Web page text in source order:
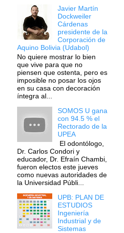
Javier Martín
Dockweiler
Cárdenas
presidente de la
Corporación de
Aquino Bolivia (Udabol)
No quiere mostrar lo bien
que vive para que no
piensen que ostenta, pero es
imposible no posar los ojos
en su casa con decoración
íntegra al...
SOMOS U gana
con 94.5 % el
Rectorado de la
UPEA
El odontólogo,
Dr. Carlos Condori y
educador, Dr. Efraín Chambi,
fueron electos este jueves
como nuevas autoridades de
la Universidad Públi...
UPB: PLAN DE
ESTUDIOS
Ingeniería
Industrial y de
Sistemas